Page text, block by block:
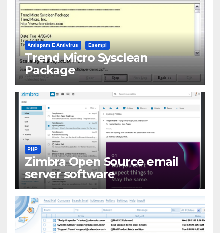
Antispam E Antivirus Esempi
Trend Micro Sysclean
Package
PHP
Zimbra Open Source email
server software